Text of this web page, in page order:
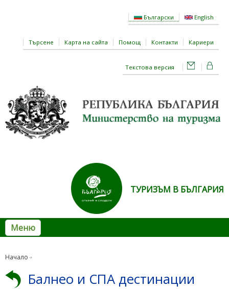
Български English
Търсене Карта на сайта Помощ Контакти Кариери
Текстова версия
ТУРИЗЪМ В БЪЛГАРИЯ
Меню
Начало
Балнео и СПА дестинации